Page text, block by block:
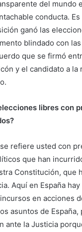
del mundo
conducta.
ganó las
blindado con
que se firmó
y el candidato a la
libres con
refiere usted con
que han
Constitución, que
Aquí en España
en acciones
asuntos de España,
ante la Justicia